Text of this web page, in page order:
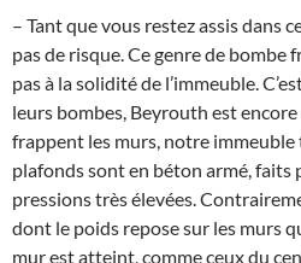
– Tant que vous restez assis dans
pas de risque. Ce genre de bombe
pas à la solidité de l’immeuble.
leurs bombes, Beyrouth est
frappent les murs, notre immeuble
plafonds sont en béton armé, faits
pressions très élevées.
dont le poids repose sur les murs
mur est atteint, comme ceux du